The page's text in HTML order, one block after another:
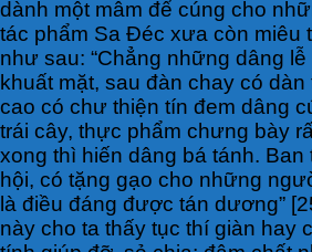
dành một mâm để cúng cho
tác phẩm Sa Đéc xưa còn miêu
như sau: “Chẳng những dâng
khuất mặt, sau đàn chay có
cao có chư thiện tín đem dâng
trái cây, thực phẩm chưng bày
xong thì hiến dâng bá tánh. Ban
hội, có tặng gạo cho những
là điều đáng được tán dương”
này cho ta thấy tục thí giàn hay